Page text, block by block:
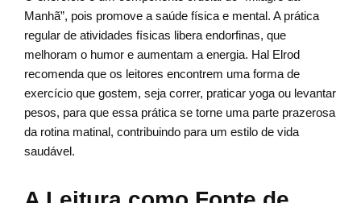
Manhã”, pois promove a saúde física e mental. A prática
regular de atividades físicas libera endorfinas, que
melhoram o humor e aumentam a energia. Hal Elrod
recomenda que os leitores encontrem uma forma de
exercício que gostem, seja correr, praticar yoga ou levantar
pesos, para que essa prática se torne uma parte prazerosa
da rotina matinal, contribuindo para um estilo de vida
saudável.